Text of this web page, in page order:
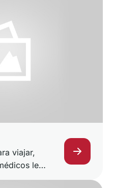
viajar,
le
cuidados.